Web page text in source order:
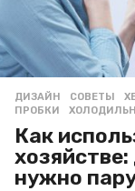
ДИЗАЙН ,СОВЕТЫ ,
ПРОБКИ
,
Как
нужно